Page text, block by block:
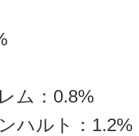
ム：0.8%
ハルト：1.2%